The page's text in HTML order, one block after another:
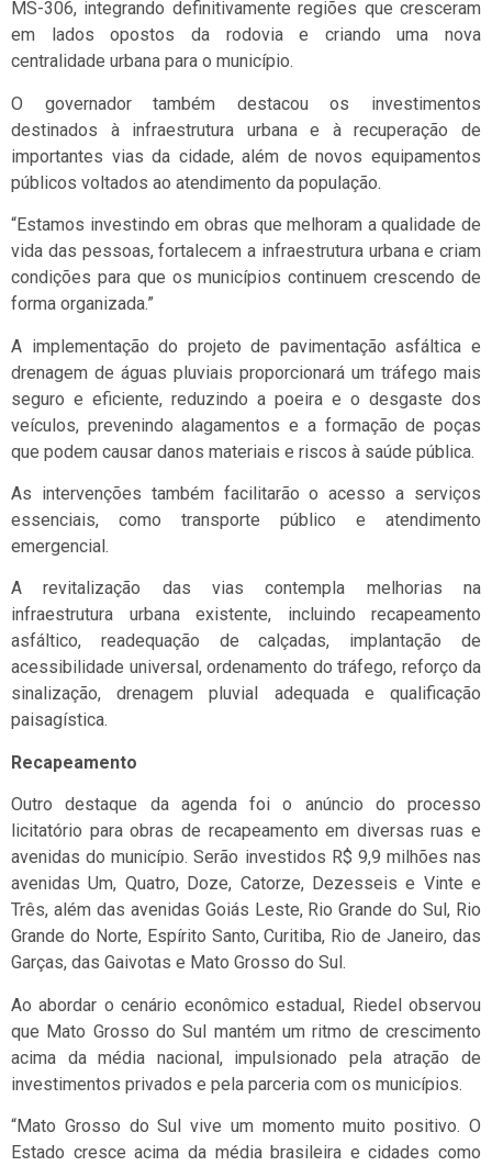
MS-306, integrando definitivamente regiões que cresceram
em lados opostos da rodovia e criando uma nova
centralidade urbana para o município.
O governador também destacou os investimentos
destinados à infraestrutura urbana e à recuperação de
importantes vias da cidade, além de novos equipamentos
públicos voltados ao atendimento da população.
“Estamos investindo em obras que melhoram a qualidade de
vida das pessoas, fortalecem a infraestrutura urbana e criam
condições para que os municípios continuem crescendo de
forma organizada.”
A implementação do projeto de pavimentação asfáltica e
drenagem de águas pluviais proporcionará um tráfego mais
seguro e eficiente, reduzindo a poeira e o desgaste dos
veículos, prevenindo alagamentos e a formação de poças
que podem causar danos materiais e riscos à saúde pública.
As intervenções também facilitarão o acesso a serviços
essenciais, como transporte público e atendimento
emergencial.
A revitalização das vias contempla melhorias na
infraestrutura urbana existente, incluindo recapeamento
asfáltico, readequação de calçadas, implantação de
acessibilidade universal, ordenamento do tráfego, reforço da
sinalização, drenagem pluvial adequada e qualificação
paisagística.
Recapeamento
Outro destaque da agenda foi o anúncio do processo
licitatório para obras de recapeamento em diversas ruas e
avenidas do município. Serão investidos R$ 9,9 milhões nas
avenidas Um, Quatro, Doze, Catorze, Dezesseis e Vinte e
Três, além das avenidas Goiás Leste, Rio Grande do Sul, Rio
Grande do Norte, Espírito Santo, Curitiba, Rio de Janeiro, das
Garças, das Gaivotas e Mato Grosso do Sul.
Ao abordar o cenário econômico estadual, Riedel observou
que Mato Grosso do Sul mantém um ritmo de crescimento
acima da média nacional, impulsionado pela atração de
investimentos privados e pela parceria com os municípios.
“Mato Grosso do Sul vive um momento muito positivo. O
Estado cresce acima da média brasileira e cidades como